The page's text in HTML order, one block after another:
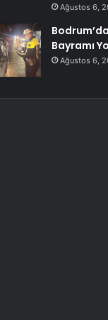
Ağustos 6,
Bayramı
Ağustos 6,